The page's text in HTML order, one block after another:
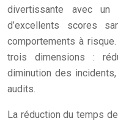
divertissante avec un
d’excellents scores
comportements à
trois dimensions :
diminution des
audits.
La réduction du temps